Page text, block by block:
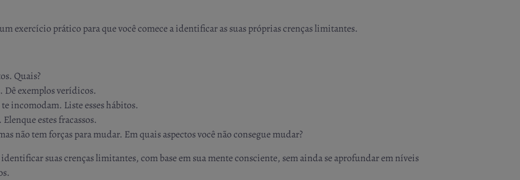
exercício prático para que você comece a identificar as suas próprias crenças limitantes.
Quais?
Dê exemplos verídicos.
incomodam. Liste esses hábitos.
estes fracassos.
não tem forças para mudar. Em quais aspectos você não consegue mudar?
suas crenças limitantes, com base em sua mente consciente, sem ainda se aprofundar em níveis